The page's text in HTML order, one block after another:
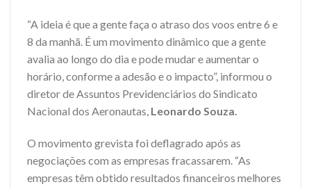
“A ideia é que a gente faça o atraso dos voos entre 6 e
8 da manhã. É um movimento dinâmico que a gente
avalia ao longo do dia e pode mudar e aumentar o
horário, conforme a adesão e o impacto”, informou o
diretor de Assuntos Previdenciários do Sindicato
Nacional dos Aeronautas, Leonardo Souza.
O movimento grevista foi deflagrado após as
negociações com as empresas fracassarem. “As
empresas têm obtido resultados financeiros melhores